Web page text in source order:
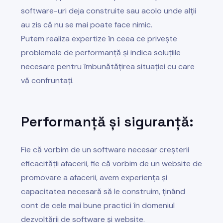
software-uri deja construite sau acolo unde alții
au zis că nu se mai poate face nimic.
Putem realiza expertize în ceea ce privește
problemele de performanță și indica soluțiile
necesare pentru îmbunătățirea situației cu care
vă confruntați.
Performanță și siguranță:
Fie că vorbim de un software necesar creșterii
eficacității afacerii, fie că vorbim de un website de
promovare a afacerii, avem experiența și
capacitatea necesară să le construim, ținând
cont de cele mai bune practici în domeniul
dezvoltării de software și website.